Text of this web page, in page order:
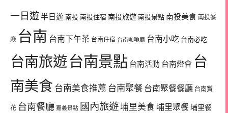
一日遊半日遊 南投 南投住宿 南投旅遊 南投景點 南投美食 南投餐
廳 台南 台南下午茶 台南住宿 台南咖啡廳 台南小吃 台南必吃
台南旅遊台南景點 台南活動 台南燈會 台
南美食 台南美食推薦 台南聚餐 台南聚餐餐廳 台南賞
花 台南餐廳 嘉義景點 國內旅遊埔里美食 埔里聚餐埔里餐